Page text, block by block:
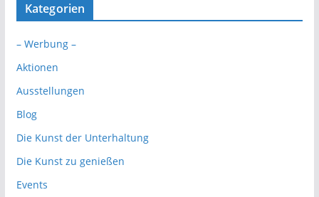
Kategorien
– Werbung –
Aktionen
Ausstellungen
Blog
Die Kunst der Unterhaltung
Die Kunst zu genießen
Events